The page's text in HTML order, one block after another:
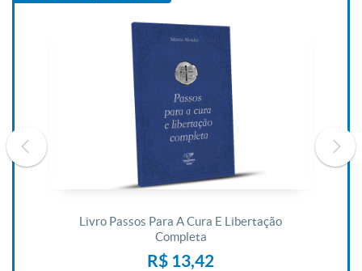
Livro Passos Para A Cura E Libertação
Completa
R$ 13,42